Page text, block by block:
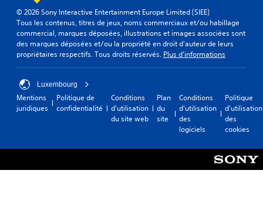
© 2026 Sony Interactive Entertainment Europe Limited (SIEE)
Tous les contenus, titres de jeux, noms commerciaux et/ou habillage
commercial, marques déposées, illustrations et images associées sont
des marques déposées et/ou la propriété en droit d'auteur de leurs
propriétaires respectifs. Tous droits réservés. Plus d'informations
Luxembourg
Mentions
juridiques
Politique de
confidentialité
Conditions
d'utilisation
du site web
Plan
du
site
Conditions
d'utilisation
des
logiciels
Politique
d'utilisation
des
cookies